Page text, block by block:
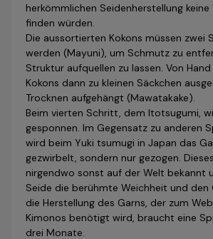
herkömmlichen Seidenherstellung keine
finden würden.
Die aussortierten Kokons müssen zwei
werden (Mayuni), um Schmutz zu
Struktur aufquellen zu lassen. Von
Kokons dann zu kleinen Säckchen
Trock­nen aufgehängt (Mawatakake).
Beim vierten Schritt, dem Itotsugumi,
gesponnen. Im Gegen­satz zu anderen
wird beim Yuki tsumugi in Japan das
gezwirbelt, sondern nur gezogen.
nirgendwo sonst auf der Welt bekannt
Seide die berühmte Weichheit und den
die Herstellung des Garns, der zum
Kimonos benötigt wird, braucht eine
drei Monate.